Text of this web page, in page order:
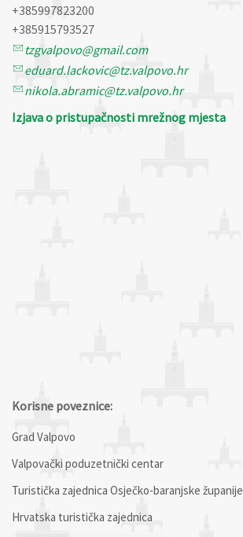
+385997823200
+385915793527
tzgvalpovo@gmail.com
eduard.lackovic@tz.valpovo.hr
nikola.abramic@tz.valpovo.hr
Izjava o pristupačnosti mrežnog mjesta
Korisne poveznice:
Grad Valpovo
Valpovački poduzetnički centar
Turistička zajednica Osječko-baranjske županije
Hrvatska turistička zajednica